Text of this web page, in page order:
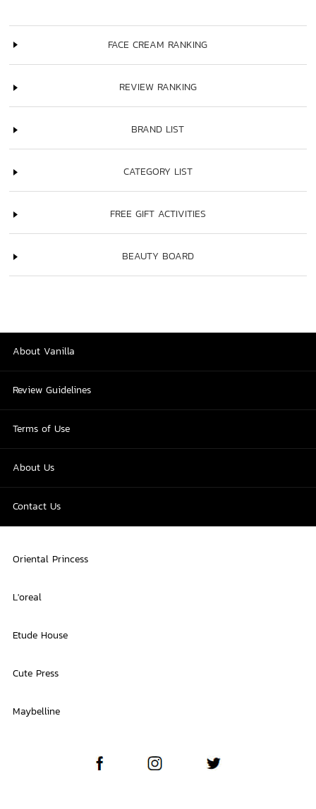
FACE CREAM RANKING
REVIEW RANKING
BRAND LIST
CATEGORY LIST
FREE GIFT ACTIVITIES
BEAUTY BOARD
About Vanilla
Review Guidelines
Terms of Use
About Us
Contact Us
Oriental Princess
L'oreal
Etude House
Cute Press
Maybelline